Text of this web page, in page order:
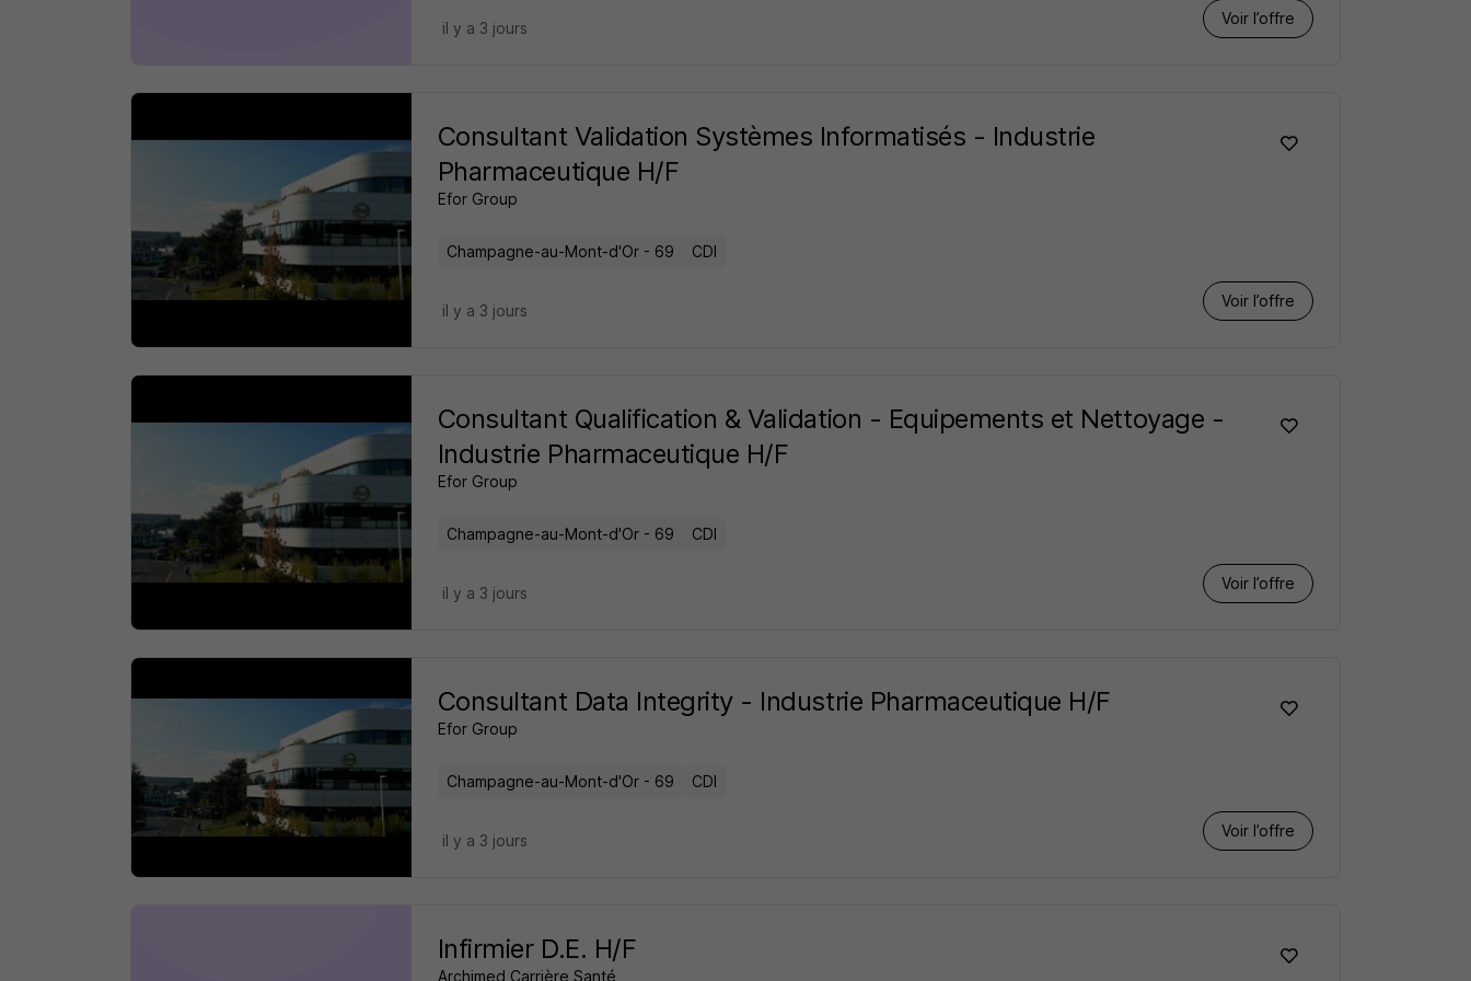
Voir l’offre
il y a 3 jours
Consultant Validation Systèmes Informatisés - Industrie
Pharmaceutique H/F
Efor Group
Champagne-au-Mont-d'Or - 69 CDI
Voir l’offre
il y a 3 jours
Consultant Qualification & Validation - Equipements et Nettoyage -
Industrie Pharmaceutique H/F
Efor Group
Champagne-au-Mont-d'Or - 69 CDI
Voir l’offre
il y a 3 jours
Consultant Data Integrity - Industrie Pharmaceutique H/F
Efor Group
Champagne-au-Mont-d'Or - 69 CDI
Voir l’offre
il y a 3 jours
Infirmier D.E. H/F
Archimed Carrière Santé